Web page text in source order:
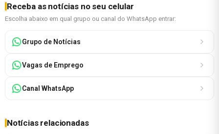
Receba as notícias no seu celular
Escolha abaixo em qual grupo ou canal do WhatsApp entrar:
Grupo de Notícias
Vagas de Emprego
Canal WhatsApp
Notícias relacionadas